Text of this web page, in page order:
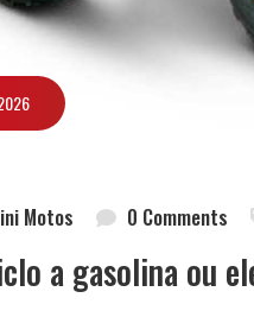
Motos 0 Comments
a gasolina ou